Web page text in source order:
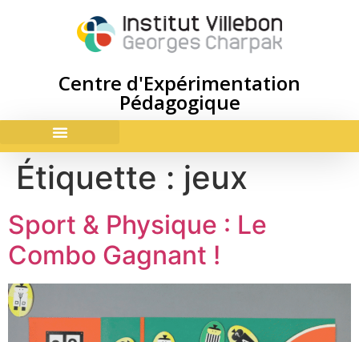
Centre d'Expérimentation
Pédagogique
Étiquette : jeux
Sport & Physique : Le
Combo Gagnant !